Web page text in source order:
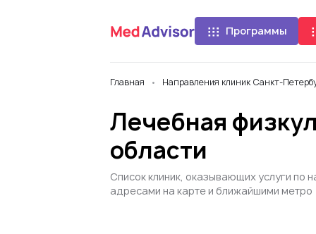
Программы
Главная Направления клиник Санкт-
Лечебная
области
Список клиник, оказывающих услуги по
адресами на карте и ближайшими метро